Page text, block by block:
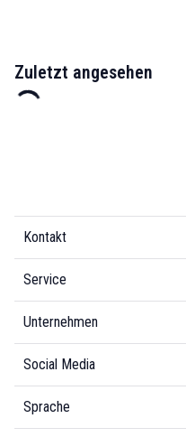
Zuletzt angesehen
Kontakt
Service
Unternehmen
Social Media
Sprache